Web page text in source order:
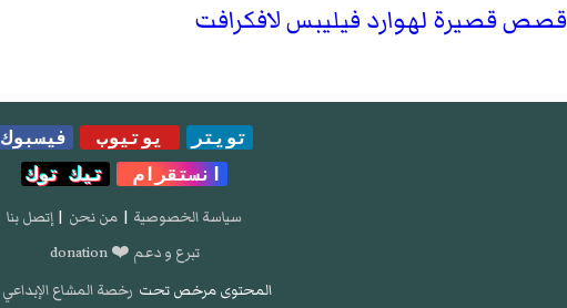
قصص قصيرة لهوارد فيليبس لافكرافت
تويتر يوتيوب
فيسبوك
انستقرام
تيك توك
سياسة الخصوصية | من نحن | إتصل بنا
تبرع و دعم ❤️ donation
المحتوى مرخص تحت رخصة المشاع الإبداعي 3.0